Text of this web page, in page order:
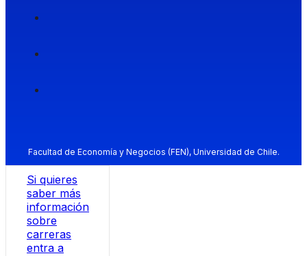
Facultad de Economía y Negocios (FEN), Universidad de Chile.
Si quieres
saber más
información
sobre
carreras
entra a